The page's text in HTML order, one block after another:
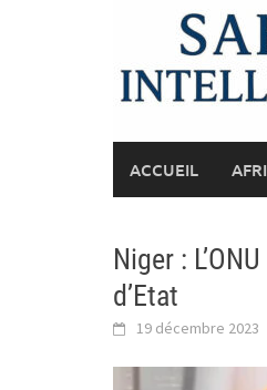
ACCUEIL
Niger :
d’Etat
19 décembre 2023